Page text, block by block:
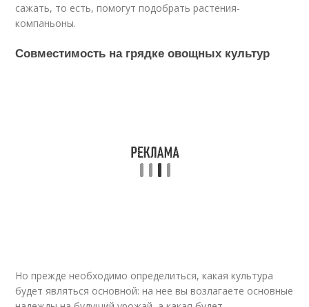
сажать, то есть, помогут подобрать растения-
компаньоны.
Совместимость на грядке овощных культур
Но прежде необходимо определиться, какая культура
будет являться основной: на нее вы возлагаете основные